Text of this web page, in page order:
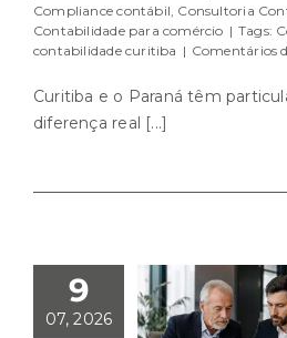
Compliance contábil Consultoria
Contabilidade para comércio | Tags:
contabilidade curitiba | Comentários
Curitiba e o Paraná têm
diferença real [...]
9
07, 2026